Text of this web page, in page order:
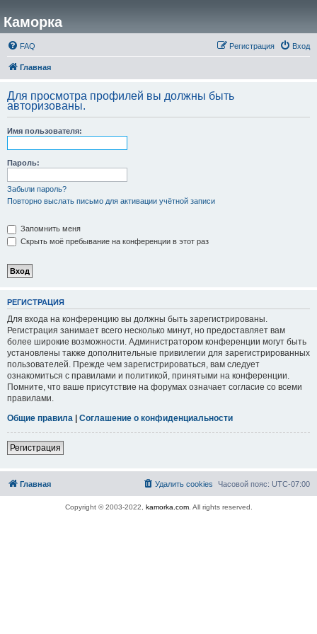
Каморка
FAQ Вход
Регистрация
Главная
Для просмотра профилей вы должны быть
авторизованы.
Имя пользователя:
Пароль:
Забыли пароль?
Повторно выслать письмо для активации учётной записи
Запомнить меня
Скрыть моё пребывание на конференции в этот раз
РЕГИСТРАЦИЯ
Для входа на конференцию вы должны быть зарегистрированы.
Регистрация занимает всего несколько минут, но предоставляет вам
более широкие возможности. Администратором конференции могут быть
установлены также дополнительные привилегии для зарегистрированных
пользователей. Прежде чем зарегистрироваться, вам следует
ознакомиться с правилами и политикой, принятыми на конференции.
Помните, что ваше присутствие на форумах означает согласие со всеми
правилами.
Общие правила | Соглашение о конфиденциальности
Регистрация
Главная Часовой пояс: UTC-07:00
Удалить cookies
Copyright © 2003-2022, kamorka.com. All rights reserved.